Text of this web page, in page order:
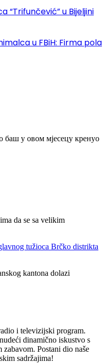
“Trifunčević” u Bijeljini
u FBiH: Firma pola
у овом мјесецу кренуо
da se sa velikim
tužioca Brčko distrikta
kantona dolazi
i televizijski program.
dinamično iskustvo s
Postani dio naše
sadržajima!